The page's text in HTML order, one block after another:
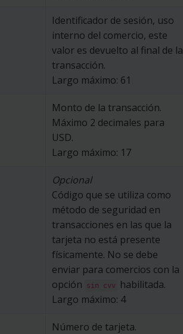
Identificador de sesión, uso
interno del comercio, este
valor es devuelto al final de la
transacción.
Largo máximo: 61
Monto de la transacción.
Máximo 2 decimales para
USD.
Largo máximo: 17
Opcional
Código que se utiliza como
método de seguridad en
transacciones en las que la
tarjeta no está presente
físicamente. No se debe
enviar para comercios con la
opción
sin cvv
habilitada.
Largo máximo: 4
Número de tarjeta.